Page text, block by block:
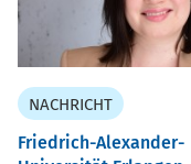
NACHRICHT
Friedrich-Alexander-